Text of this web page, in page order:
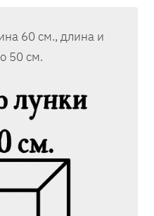
60 см., длина и
50 см.